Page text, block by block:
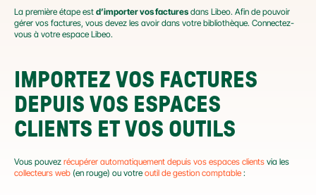
La première étape est d’importer vos factures dans Libeo. Afin de pouvoir
gérer vos factures, vous devez les avoir dans votre bibliothèque. Connectez-
vous à votre espace Libeo.
IMPORTEZ VOS FACTURES
DEPUIS VOS ESPACES
CLIENTS ET VOS OUTILS
Vous pouvez récupérer automatiquement depuis vos espaces clients
collecteurs web (en rouge) ou votre outil de gestion comptable :